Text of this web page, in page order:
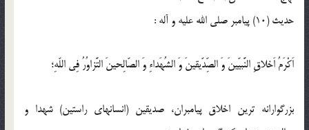
حدیث (10) پيامبر صلى‏ الله ‏عليه ‏و ‏آله :
اَكْرَمُ اَخلاقِ النَّبيّينَ وَ الصِّدّيقينَ وَ الشُهَداءِ وَ الصّالِحينَ التَّزاوُرُ فِى اللّه‏ِ؛
بزرگوارانه ‏ترين اخلاق پيامبران، صديقين (انسان‏هاى راستين) شهدا و